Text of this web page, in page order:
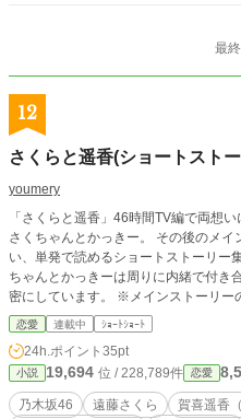
最
12
さくらと遥香(ショートスト
youmery
「さくらと遥香」46時間TV編で両想
さくちゃんとかっきー。 その後のメ
い、単発で読めるショートストーリ
ちゃんとかっきーは周りに内緒で付き
密にしています。 ※メインストーリー
めますが、46時間TV編だけでも読んで
す。 ※ショートストーリーはpixivでも
恋愛 連載中 ｼｮｰﾄｼｮｰﾄ
24h.ポイント 35pt
小説 19,694 位 / 228,789件 恋愛
乃木坂46 遠藤さくら 賀喜遥香